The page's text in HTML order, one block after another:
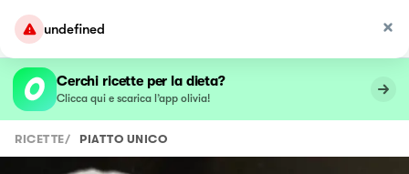
undefined
Cerchi ricette per la dieta?
Clicca qui e scarica l’app olivia!
RICETTE/ PIATTO UNICO